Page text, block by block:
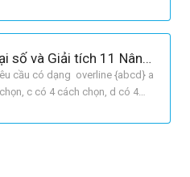
Câu 4 trang 54 SGK Đại số và Giải tích 11 Nâng cao
cầu có dạng overline {abcd} a
c có 4 cách chọn, d có 4
overline {abcd} a có 4 cách